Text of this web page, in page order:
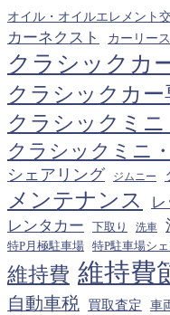
オイル・オイルエレメント
カーネクスト カーリース
クラシックカ
クラシックカー
クラシックミ
クラシックミニ
シェアリング ジムニー
メンテナンス
レンタカー
下取り 洗車
特P月極駐車場
特P駐車場シ
維持費 維持費
自動車税 買取査定 車